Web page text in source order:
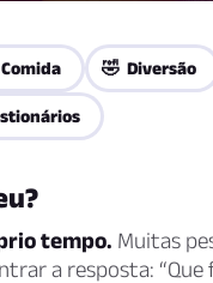
🤣 Diversão
tempo. Muitas
a resposta: “Que